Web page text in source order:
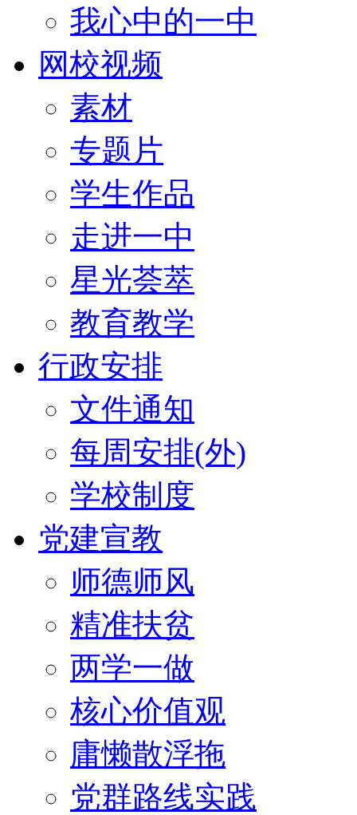
我心中的一中
网校视频
素材
专题片
学生作品
走进一中
星光荟萃
教育教学
行政安排
文件通知
每周安排(外)
学校制度
党建宣教
师德师风
精准扶贫
两学一做
核心价值观
庸懒散浮拖
党群路线实践